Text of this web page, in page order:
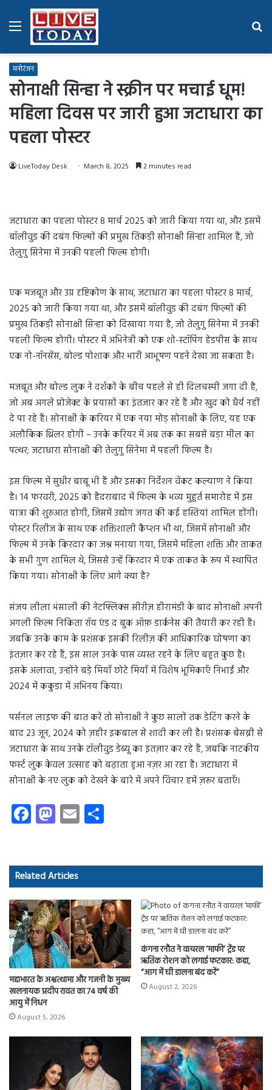
Menu
मनोरंजन
सोनाक्षी सिन्हा ने स्क्रीन पर मचाई धूम!
महिला दिवस पर जारी हुआ जटाधारा का
पहला पोस्टर
LiveToday Desk March 8, 2025 2 minutes read
जटाधारा का पहला पोस्टर 8 मार्च 2025 को जारी किया गया था, और इसमें
बॉलीवुड की दबंग फिल्मों की प्रमुख तिकड़ी सोनाक्षी सिन्हा शामिल हैं, जो
तेलुगु सिनेमा में उनकी पहली फिल्म होगी।
एक मजबूत और उग्र दृष्टिकोण के साथ, जटाधारा का पहला पोस्टर 8 मार्च,
2025 को जारी किया गया था, और इसमें बॉलीवुड की दबंग फिल्मों की
प्रमुख तिकड़ी सोनाक्षी सिन्हा को दिखाया गया है, जो तेलुगु सिनेमा में उनकी
पहली फिल्म होगी। पोस्टर में अभिनेत्री को एक शो-स्टॉपिंग हेडपीस के साथ
एक नो-नॉनसेंस, बोल्ड पोशाक और भारी आभूषण पहने देखा जा सकता है।
मजबूत और बोल्ड लुक ने दर्शकों के बीच पहले से ही दिलचस्पी जगा दी है,
जो अब अगले प्रोजेक्ट के प्रयासों का इंतजार कर रहे हैं और खुद को धैर्य नहीं
दे पा रहे हैं। सोनाक्षी के करियर में एक नया मोड़ सोनाक्षी के लिए, यह एक
अलौकिक थ्रिलर होगी – उनके करियर में अब तक का सबसे बड़ा मील का
पत्थर; जटाधारा सोनाक्षी की तेलुगु सिनेमा में पहली फिल्म है।
इस फिल्म में सुधीर बाबू भी हैं और इसका निर्देशन वेंकट कल्याण ने किया
है। 14 फरवरी, 2025 को हैदराबाद में फिल्म के भव्य मुहूर्त समारोह में इस
यात्रा की शुरुआत होगी, जिसमें उद्योग जगत की कई हस्तियां शामिल होंगी।
पोस्टर रिलीज के साथ एक शक्तिशाली कैप्शन भी था, जिसमें सोनाक्षी और
फिल्म में उनके किरदार का जश्न मनाया गया, जिसमें महिला शक्ति और ताकत
के सभी गुण शामिल थे, जिससे उन्हें किरदार में एक ताकत के रूप में स्थापित
किया गया। सोनाक्षी के लिए आगे क्या है?
संजय लीला भंसाली की नेटफ्लिक्स सीरीज़ हीरामंडी के बाद सोनाक्षी अपनी
अगली फ़िल्म निकिता रॉय एंड द बुक ऑफ़ डार्कनेस की तैयारी कर रही हैं।
जबकि उनके काम के प्रशंसक इसकी रिलीज़ की आधिकारिक घोषणा का
इंतज़ार कर रहे हैं, इस साल उनके पास व्यस्त रहने के लिए बहुत कुछ है।
इसके अलावा, उन्होंने बड़े मियाँ छोटे मियाँ में विशेष भूमिकाएँ निभाईं और
2024 में ककुडा में अभिनय किया।
पर्सनल लाइफ की बात करें तो सोनाक्षी ने कुछ सालों तक डेटिंग करने के
बाद 23 जून, 2024 को ज़हीर इकबाल से शादी कर ली है। प्रशंसक बेसब्री से
जटाधारा के साथ उनके टॉलीवुड डेब्यू का इंतज़ार कर रहे हैं, जबकि नाटकीय
फर्स्ट लुक केवल उत्साह को बढ़ाता हुआ नज़र आ रहा है। जटाधारा में
सोनाक्षी के नए लुक को देखने के बारे में अपने विचार हमें ज़रूर बताएँ।
Fa
ce
o
ok
M
as
d
o
n
E
m
Related Articles
महाभारत के अश्वत्थामा और गजनी के मुख्य
खलनायक प्रदीप रावत का 74 वर्ष की
आयु में निधन
August 5, 2026
कंगना रनौत ने वायरल ‘माफी’ ट्रेंड पर
ऋतिक रोशन को लगाई फटकार: कहा,
“आग में घी डालना बंद करें”
August 2, 2026